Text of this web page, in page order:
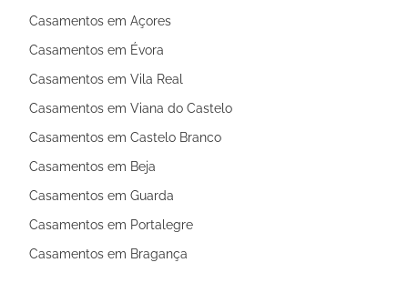
Casamentos em Açores
Casamentos em Évora
Casamentos em Vila Real
Casamentos em Viana do Castelo
Casamentos em Castelo Branco
Casamentos em Beja
Casamentos em Guarda
Casamentos em Portalegre
Casamentos em Bragança